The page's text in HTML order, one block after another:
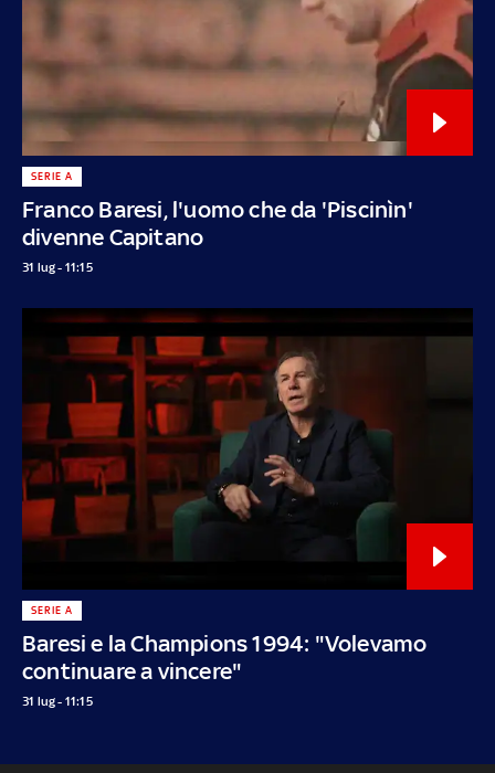
Franco Baresi, l'uomo che da 'Piscinìn'
divenne Capitano
SERIE A
31 lug - 11:15
Baresi e la Champions 1994: "Volevamo
continuare a vincere"
SERIE A
31 lug - 11:15